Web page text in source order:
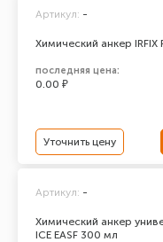
Химический анкер
Артикул: -
последняя цена:
0.00 ₽
Уточнить цену
Химический анкер
ICE EASF 300 мл
Артикул: -